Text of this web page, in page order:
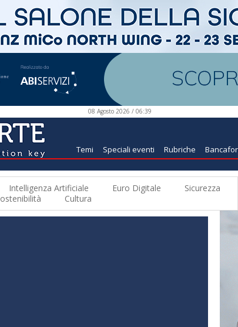
08 Agosto 2026 / 06:39
Temi Speciali eventi Rubriche
Intelligenza Artificiale Euro Digitale
Sicurezza
Cultura